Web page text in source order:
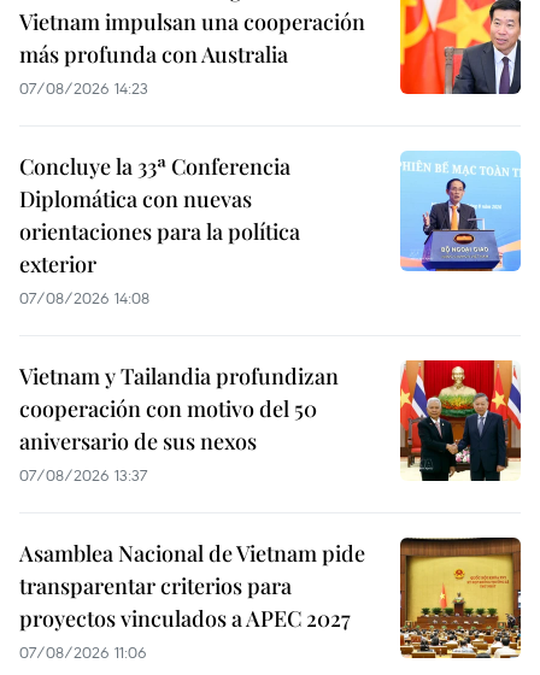
Vietnam impulsan una cooperación
más profunda con Australia
07/08/2026 14:23
Concluye la 33ª Conferencia
Diplomática con nuevas
orientaciones para la política
exterior
07/08/2026 14:08
Vietnam y Tailandia profundizan
cooperación con motivo del 50
aniversario de sus nexos
07/08/2026 13:37
Asamblea Nacional de Vietnam pide
transparentar criterios para
proyectos vinculados a APEC 2027
07/08/2026 11:06